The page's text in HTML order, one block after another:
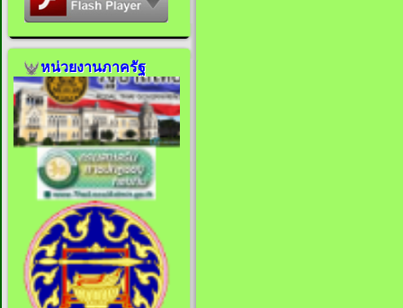
หน่วยงานภาครัฐ